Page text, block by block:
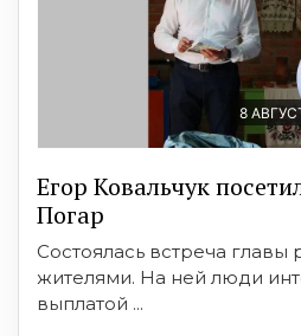
8
Егор Ковальчук
Погар
Состоялась встреча
жителями. На ней люди
выплатой ...